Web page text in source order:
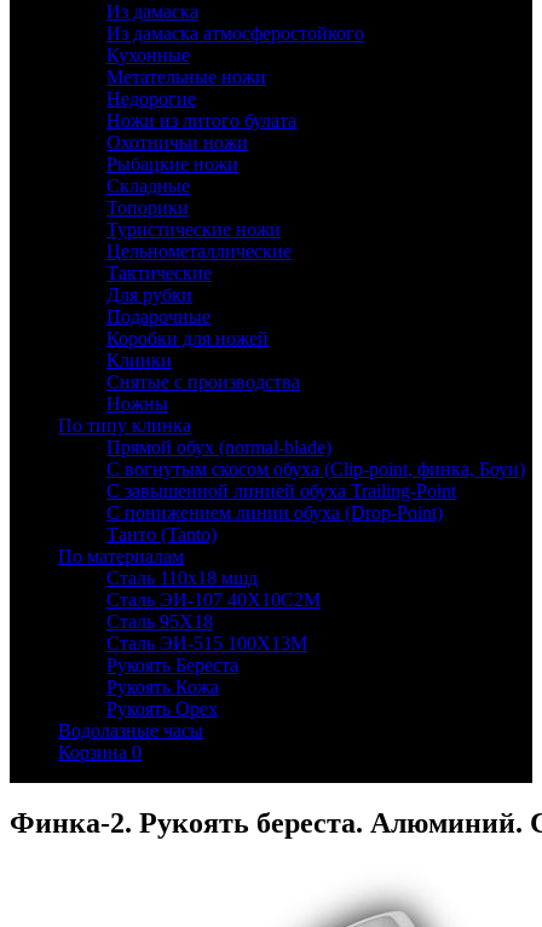
Из дамаска
Из дамаска атмосферостойкого
Кухонные
Метательные ножи
Недорогие
Ножи из литого булата
Охотничьи ножи
Рыбацкие ножи
Складные
Топорики
Туристические ножи
Цельнометаллические
Тактические
Для рубки
Подарочные
Коробки для ножей
Клинки
Снятые с производства
Ножны
По типу клинка
Прямой обух (normal-blade)
С вогнутым скосом обуха (Clip-point, финка, Боуи)
С завышенной линией обуха Trailing-Point
С понижением линии обуха (Drop-Point)
Танто (Tanto)
По материалам
Сталь 110х18 мшд
Сталь ЭИ-107 40Х10С2М
Сталь 95Х18
Сталь ЭИ-515 100Х13М
Рукоять Береста
Рукоять Кожа
Рукоять Орех
Водолазные часы
Корзина 0
Финка-2. Рукоять береста. Алюминий.